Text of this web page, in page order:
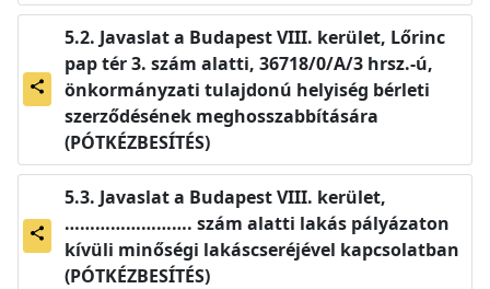
share
Javaslat a Budapest VIII. kerület, Lőrinc
pap tér 3. szám alatti, 36718/0/A/3 hrsz.-ú,
önkormányzati tulajdonú helyiség bérleti
szerződésének meghosszabbítására
(PÓTKÉZBESÍTÉS)
share
Javaslat a Budapest VIII. kerület,
……………………. szám alatti lakás pályázaton
kívüli minőségi lakáscseréjével kapcsolatban
(PÓTKÉZBESÍTÉS)